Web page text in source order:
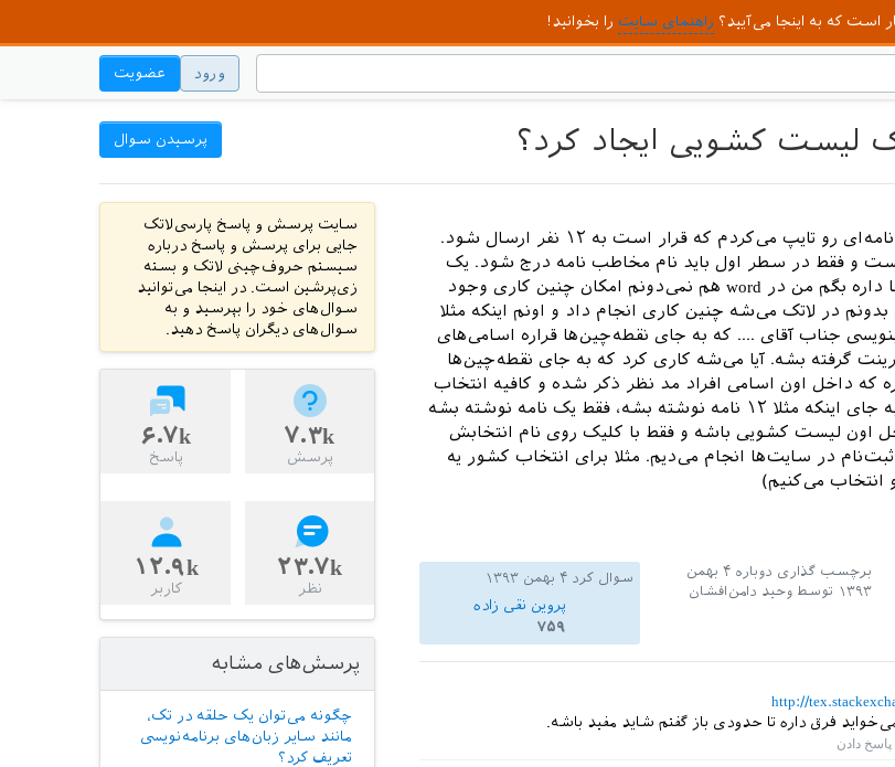
است که به اینجا می‌آیید؟ راهنمای سایت را بخوانید!
ورود عضویت
لیست‌ کشویی ایجاد کرد؟ پرسیدن سوال
امروز داشتم در word یک نامه‌ای رو تایپ می‌کردم که قرار است به ۱۲ نفر ارسال شود.
هست و فقط در سطر اول باید نام مخاطب نامه درج شود. یک
چیزی به ذهنم رسید که جا داره بگم من در word هم نمی‌دونم امکان چنین کاری وجود
در لاتک می‌شه چنین کاری انجام داد و اونم اینکه مثلا
جناب آقای .... که به جای نقطه‌چین‌ها قراره اسامی‌های
گرفته بشه. آیا می‌شه کاری کرد که به جای نقطه‌چین‌ها
که داخل اون اسامی افراد مد نظر ذکر شده و کافیه انتخاب
بشه و پرینت گرفته بشه (به جای اینکه مثلا ۱۲ نامه نوشته بشه، فقط یک نامه نوشته بشه
۱۲ نفر داخل اون لیست کشویی باشه و فقط با کلیک روی نام انتخابش
در سایت‌ها انجام می‌دیم. مثلا برای انتخاب کشور یه
انتخاب می‌کنیم)
برچسب گذاری دوباره
۴ بهمن
۱۳۹۳ توسط وحید دامن‌افشان
سوال کرد ۴ بهمن ۱۳۹۳
پروین نقی زاده
۷۵۹
http://
فرق داره تا حدودی باز گفتم شاید مفید باشه.
سایت پرسش و پاسخ پارسی‌لاتک
جایی برای پرسش و پاسخ درباره
سیستم حروف‌چینی لاتک و بسته
زی‌پرشین است. در اینجا می‌توانید
سوال‌های خود را بپرسید و به
سوال‌های دیگران پاسخ دهید.
۷.۳k
پرسش
۶.۷k
پاسخ
۲۳.۷k
نظر
۱۲.۹k
کاربر
پرسش‌های مشابه
چگونه می‌توان یک حلقه در تک،
مانند سایر زبان‌های برنامه‌نویسی
تعریف کرد؟